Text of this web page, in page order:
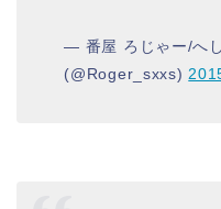
— 番屋 ろじゃー/へ
(@Roger_sxxs)